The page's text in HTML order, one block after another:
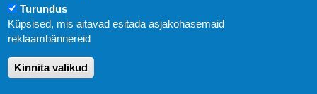
KIRJASTUS PEGASUS OÜ © 2020
Paldiski mnt. 29 (A korpus VI korrus), Tallinn
Turundus
Küpsised, mis aitavad esitada asjakohasemaid
reklaambännereid
Kinnita valikud